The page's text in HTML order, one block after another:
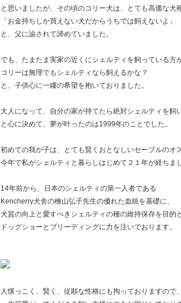
と思いましたが、その頃のコリー犬は、とても高価な犬
「お金持ちしか買えない犬だからうちでは飼えないよ」
と、父に諭されて諦めていました。
でも、たまたま実家の近くにシェルティを飼っている方
コリーは無理でもシェルティなら飼えるかな？
と、子供心に一縷の希望を抱いておりました。
大人になって、自分の家が持てたら絶対シェルティを飼
と心に決めて、夢が叶ったのは1999年のことでした。
初めての我が子は、とても賢くおとなしいセーブルのオ
今年で私がシェルティと暮らしはじめて２１年が経ちまし
14年前から、日本のシェルティの第一人者である
Kencherry犬舎の檜山弘子先生の優れた血統を基礎に、
犬質の向上と愛すべきシェルティの種の維持保存を目的
ドッグショーとブリーディングに力を注いでおります。
人懐っこく、賢く、従順な性格にも拘っておりますので、